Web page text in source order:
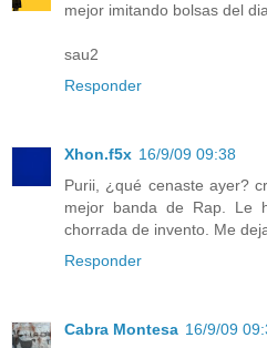
mejor imitando bolsas del
sau2
Responder
Xhon.f5x 16/9/09 09:38
Purii, ¿qué cenaste ayer?
mejor banda de Rap. Le
chorrada de invento. Me
Responder
Cabra Montesa 16/9/09